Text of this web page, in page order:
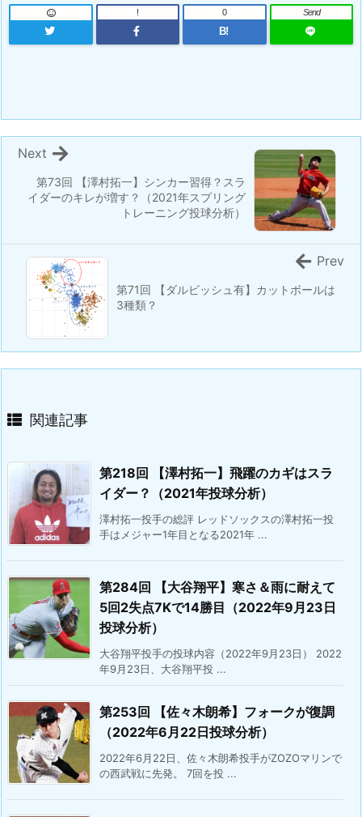
!
B!
0 Send
第73回 【澤村拓一】シンカー習得？スラ
イダーのキレが増す？（2021年スプリング
トレーニング投球分析）
Next
第71回 【ダルビッシュ有】カットボールは
3種類？
Prev
関連記事
第218回 【澤村拓一】飛躍のカギはスラ
イダー？（2021年投球分析）
澤村拓一投手の総評 レッドソックスの澤村拓一投
手はメジャー1年目となる2021年 ...
第284回 【大谷翔平】寒さ＆雨に耐えて
5回2失点7Kで14勝目（2022年9月23日
投球分析）
大谷翔平投手の投球内容（2022年9月23日） 2022
年9月23日、大谷翔平投 ...
第253回 【佐々木朗希】フォークが復調
（2022年6月22日投球分析）
2022年6月22日、佐々木朗希投手がZOZOマリンで
の西武戦に先発。 7回を投 ...